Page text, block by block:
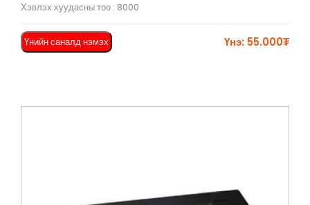
Хэвлэх хуудасны тоо : 8000
Үнийн саналд нэмэх Үнэ: 55.000₮